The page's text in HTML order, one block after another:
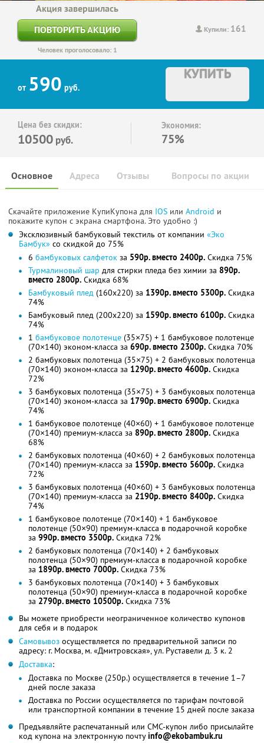
Купили: 161
Акция завершилась
ПОВТОРИТЬ АКЦИЮ
Человек проголосовало: 1
от 590 руб.
КУПИТЬ
Цена без скидки:
10500 руб.
Экономия:
75%
Основное Отзывы Вопросы по акции
Адреса
Скачайте приложение КупиКупона для IOS или Android и
покажите купон с экрана смартфона. Это удобно :)
Эксклюзивный бамбуковый текстиль от компании «Эко
Бамбук» со скидкой до 75%
6 бамбуковых салфеток за 590р. вместо 2400р. Скидка 75%
Турмалиновый шар для стирки пледа без химии за 890р.
вместо 2800р. Скидка 68%
Бамбуковый плед (160x220) за 1390р. вместо 5300р. Скидка
74%
Бамбуковый плед (200x220) за 1590р. вместо 6100р. Скидка
74%
1 бамбуковое полотенце (35×75) + 1 бамбуковое полотенце
(70×140) эконом-класса за 690р. вместо 2300р. Скидка 70%
2 бамбуковых полотенца (35×75) + 2 бамбуковых полотенца
(70×140) эконом-класса за 1290р. вместо 4600р. Скидка
72%
3 бамбуковых полотенца (35×75) + 3 бамбуковых полотенца
(70×140) эконом-класса за 1790р. вместо 6900р. Скидка
74%
1 бамбуковое полотенце (40×60) + 1 бамбуковое полотенце
(70×140) премиум-класса за 890р. вместо 2800р. Скидка
68%
2 бамбуковых полотенца (40×60) + 2 бамбуковых полотенца
(70×140) премиум-класса за 1590р. вместо 5600р. Скидка
72%
3 бамбуковых полотенца (40×60) + 3 бамбуковых полотенца
(70×140) премиум-класса за 2190р. вместо 8400р. Скидка
74%
1 бамбуковое полотенце (70×140) + 1 бамбуковое
полотенце (50×90) премиум-класса в подарочной коробке
за 990р. вместо 3500р. Скидка 72%
2 бамбуковых полотенца (70×140) + 2 бамбуковых
полотенца (50×90) премиум-класса в подарочной коробке
за 1890р. вместо 7000р. Скидка 73%
3 бамбуковых полотенца (70×140) + 3 бамбуковых
полотенца (50×90) премиум-класса в подарочной коробке
за 2790р. вместо 10500р. Скидка 73%
Вы можете приобрести неограниченное количество купонов
для себя и в подарок
Самовывоз осуществляется по предварительной записи по
адресу: г. Москвa, м. «Дмитровская», ул. Руставели д. 3 к. 2
Доставка:
Доставка по Москве (250р.) осуществляется в течение 1–7
дней после заказа
Доставка по России осуществляется по тарифам почтовой
или транспортной компании в течение 15 дней после заказа
Предъявляйте распечатанный или СМС-купон либо присылайте
код купона на электронную почтуinfo@ekobambuk.ru